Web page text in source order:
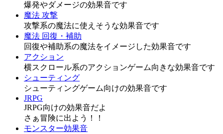
爆発やダメージの効果音です
魔法 攻撃
攻撃系の魔法に使えそうな効果音です
魔法 回復・補助
回復や補助系の魔法をイメージした効果音です
アクション
横スクロール系のアクションゲーム向きな効果音です
シューティング
シューティングゲーム向けの効果音です
JRPG
JRPG向けの効果音だよ
さぁ冒険に出よう！！
モンスター効果音